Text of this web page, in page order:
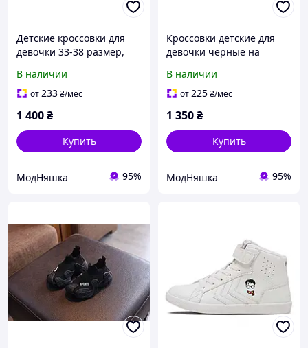
Детские кроссовки для
девочки 33-38 размер,
липучке, легкие
кроссовки.
В наличии
от233₴/мес
1 400₴
Купить
МодНяшка 95%
Кроссовки детские для
девочки черные на
37
В наличии
от225₴/мес
1 350₴
Купить
МодНяшка 95%